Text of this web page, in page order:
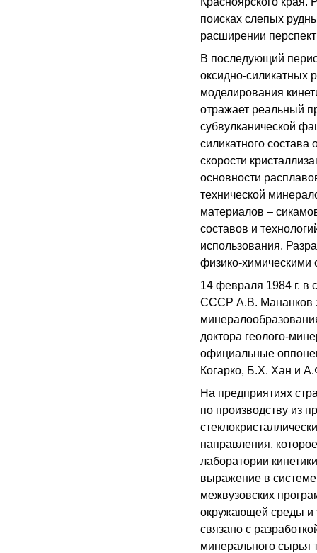
поисках слепых
расширении
В последующий
оксидно-силикатных
моделирования
отражает реальный
субвулканической
силикатного
скорости
основности
технической
материалов –
составов и
использования.
физико-химическими
14 февраля 1984 г. в
СССР А.В. Мананков
доктора геолого-
официальные
Когарко, Б.Х. Хан и
На предприятиях
по производству из
направления,
лаборатории
выражение в системе
межвузовских
окружающей среды и
связано с
минерального сырья